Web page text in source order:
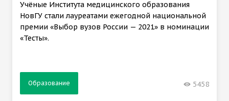
Учёные Института медицинского образования
НовГУ стали лауреатами ежегодной национальной
премии «Выбор вузов России — 2021» в номинации
«Тесты».
Образование 5458